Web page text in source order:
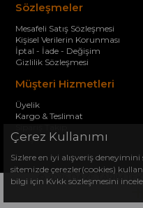
Sözleşmeler
Mesafeli Satış Sözleşmesi
Kişisel Verilerin Korunması
İptal - İade - Değişim
Gizlilik Sözleşmesi
Müşteri Hizmetleri
Üyelik
Kargo & Teslimat
Sipariş Takip
İletişim
© 2026 DAZE TARIM
Çerez Kullanımı
Sizlere en iyi alışveriş
sitemizde çerezler(cookies)
bilgi için Kvkk sözleşmesini